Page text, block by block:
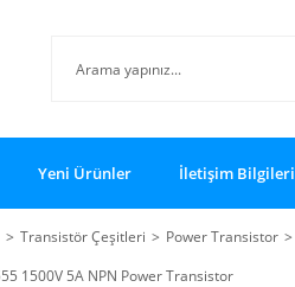
Yeni Ürünler İletişim Bilgileri
Transistör Çeşitleri Power Transistor